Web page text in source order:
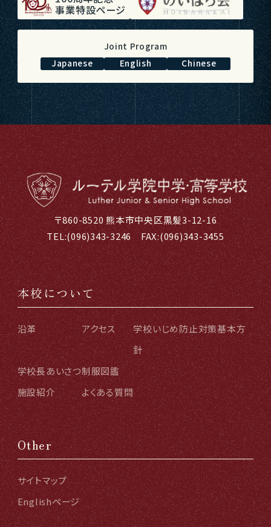
事業特設ページ
Joint Program
Japanese
English Chinese
〒860-8520 熊本市中央区黒髪3-12-16
TEL:(096)343-3246FAX:(096)343-3455
本校について
沿革
学校長あいさつ
施設紹介
アクセス
制服図鑑
よくある質問
学校いじめ防止対策基本方
針
Other
サイトマップ
Englishページ